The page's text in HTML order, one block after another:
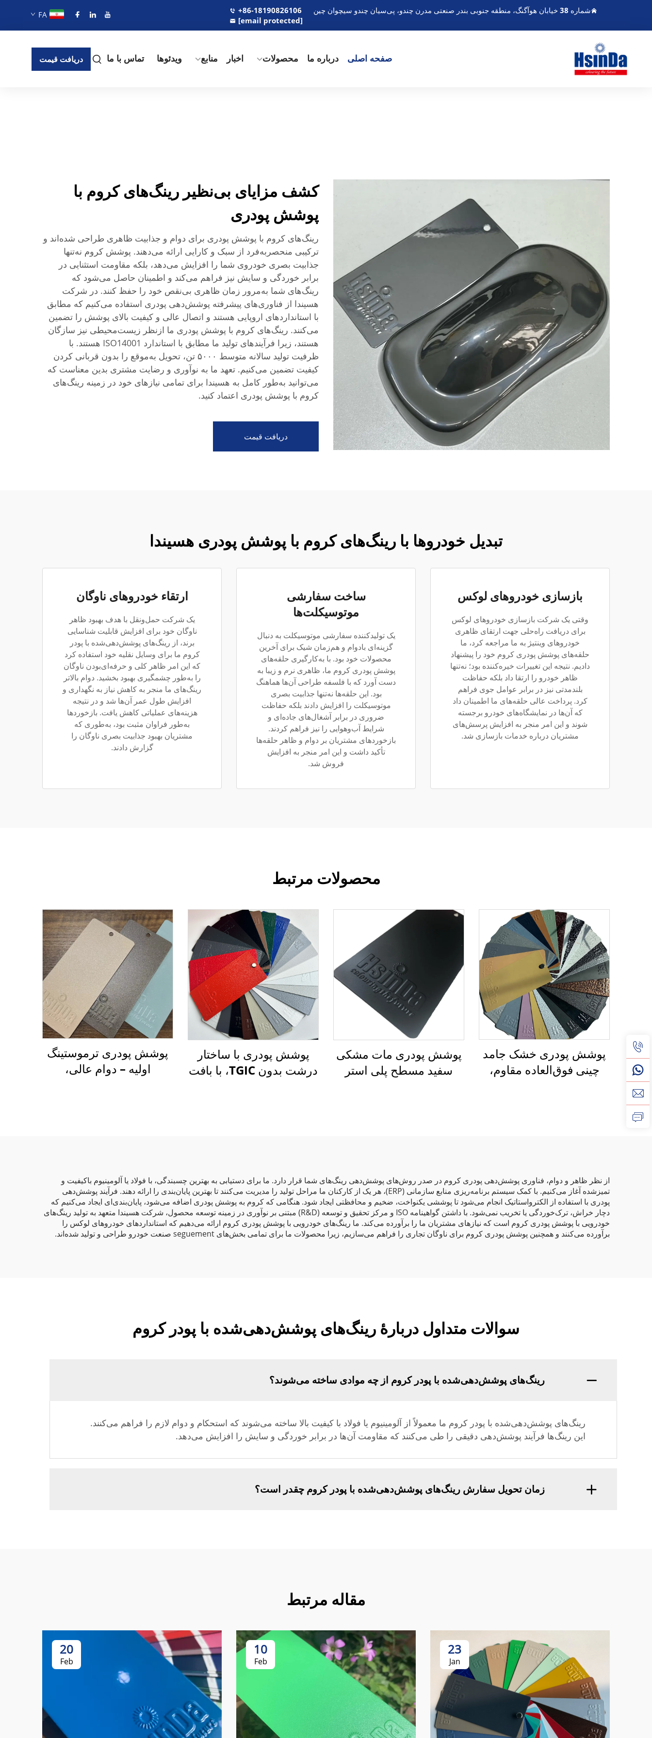
شماره 38 خیابان هوآگنگ، منطقه جنوبی بندر صنعتی مدرن چندو، پی‌سیان چندو سیچوان چین
+86-18190826106
[email protected]
FA
صفحه اصلی درباره ما محصولات اخبار منابع ویدئوها تماس با ما دریافت قیمت
کشف مزایای بی‌نظیر رینگ‌های کروم با
پوشش پودری
رینگ‌های کروم با پوشش پودری برای دوام و جذابیت ظاهری طراحی شده‌اند و
ترکیبی منحصربه‌فرد از سبک و کارایی ارائه می‌دهند. پوشش کروم نه‌تنها
جذابیت بصری خودروی شما را افزایش می‌دهد، بلکه مقاومت استثنایی در
برابر خوردگی و سایش نیز فراهم می‌کند و اطمینان حاصل می‌شود که
رینگ‌های شما به‌مرور زمان ظاهری بی‌نقص خود را حفظ کنند. در شرکت
هسیندا از فناوری‌های پیشرفته پوشش‌دهی پودری استفاده می‌کنیم که مطابق
با استانداردهای اروپایی هستند و اتصال عالی و کیفیت بالای پوشش را تضمین
می‌کنند. رینگ‌های کروم با پوشش پودری ما ازنظر زیست‌محیطی نیز سازگان
هستند، زیرا فرآیندهای تولید ما مطابق با استاندارد ISO14001 هستند. با
ظرفیت تولید سالانه متوسط ۵۰۰۰ تن، تحویل به‌موقع را بدون قربانی کردن
کیفیت تضمین می‌کنیم. تعهد ما به نوآوری و رضایت مشتری بدین معناست که
می‌توانید به‌طور کامل به هسیندا برای تمامی نیازهای خود در زمینه رینگ‌های
کروم با پوشش پودری اعتماد کنید.
دریافت قیمت
تبدیل خودروها با رینگ‌های کروم با پوشش پودری هسیندا
بازسازی خودروهای لوکس
وقتی یک شرکت بازسازی خودروهای لوکس
برای دریافت راه‌حلی جهت ارتقای ظاهری
خودروهای وینتیژ به ما مراجعه کرد، ما
حلقه‌های پوشش پودری کروم خود را پیشنهاد
دادیم. نتیجه این تغییرات خیره‌کننده بود؛ نه‌تنها
ظاهر خودرو را ارتقا داد بلکه حفاظت
بلندمدتی نیز در برابر عوامل جوی فراهم
کرد. پرداخت عالی حلقه‌های ما اطمینان داد
که آن‌ها در نمایشگاه‌های خودرو برجسته
شوند و این امر منجر به افزایش پرسش‌های
مشتریان درباره خدمات بازسازی شد.
ساخت سفارشی
موتوسیکلت‌ها
یک تولیدکننده سفارشی موتوسیکلت به دنبال
گزینه‌ای بادوام و هم‌زمان شیک برای آخرین
محصولات خود بود. با به‌کارگیری حلقه‌های
پوشش پودری کروم ما، ظاهری نرم و زیبا به
دست آورد که با فلسفه طراحی آن‌ها هماهنگ
بود. این حلقه‌ها نه‌تنها جذابیت بصری
موتوسیکلت را افزایش دادند بلکه حفاظت
ضروری در برابر آشغال‌های جاده‌ای و
شرایط آب‌وهوایی را نیز فراهم کردند.
بازخوردهای مشتریان بر دوام و ظاهر حلقه‌ها
تأکید داشت و این امر منجر به افزایش
فروش شد.
ارتقاء خودروهای ناوگان
یک شرکت حمل‌ونقل با هدف بهبود ظاهر
ناوگان خود برای افزایش قابلیت شناسایی
برند، از رینگ‌های پوشش‌دهی‌شده با پودر
کروم ما برای وسایل نقلیه خود استفاده کرد
که این امر ظاهر کلی و حرفه‌ای‌بودن ناوگان
را به‌طور چشمگیری بهبود بخشید. دوام بالاتر
رینگ‌های ما منجر به کاهش نیاز به نگهداری و
افزایش طول عمر آن‌ها شد و در نتیجه
هزینه‌های عملیاتی کاهش یافت. بازخوردها
به‌طور فراوان مثبت بود، به‌طوری که
مشتریان بهبود جذابیت بصری ناوگان را
گزارش دادند.
محصولات مرتبط
پوشش پودری خشک جامد
چینی فوق‌العاده مقاوم،
پوشش پودری مات مشکی
سفید مسطح پلی استر
پوشش پودری با ساختار
درشت بدون TGIC، با بافت
پوشش پودری ترموستینگ
اولیه – دوام عالی،
از نظر ظاهر و دوام، فناوری پوشش‌دهی پودری کروم در صدر روش‌های پوشش‌دهی رینگ‌های شما قرار دارد. ما برای دستیابی به بهترین چسبندگی، با فولاد یا آلومینیوم باکیفیت و
تمیزشده آغاز می‌کنیم. با کمک سیستم برنامه‌ریزی منابع سازمانی (ERP)، هر یک از کارکنان ما مراحل تولید را مدیریت می‌کنند تا بهترین پایان‌بندی را ارائه دهند. فرآیند پوشش‌دهی
پودری با استفاده از الکترواستاتیک انجام می‌شود تا پوششی یکنواخت، ضخیم و محافظتی ایجاد شود. هنگامی که کروم به پوشش پودری اضافه می‌شود، پایان‌بندی‌ای ایجاد می‌کنیم که
دچار خراش، ترک‌خوردگی یا تخریب نمی‌شود. با داشتن گواهینامه ISO و مرکز تحقیق و توسعه (R&D) مبتنی بر نوآوری در زمینه توسعه محصول، شرکت هسیندا متعهد به تولید رینگ‌های
خودرویی با پوشش پودری کروم است که نیازهای مشتریان ما را برآورده می‌کند. ما رینگ‌های خودرویی با پوشش پودری کروم ارائه می‌دهیم که استانداردهای خودروهای لوکس را
برآورده می‌کنند و همچنین پوشش پودری کروم برای ناوگان تجاری را فراهم می‌سازیم، زیرا محصولات ما برای تمامی بخش‌های seguement صنعت خودرو طراحی و تولید شده‌اند.
سوالات متداول دربارهٔ رینگ‌های پوشش‌دهی‌شده با پودر کروم
رینگ‌های پوشش‌دهی‌شده با پودر کروم از چه موادی ساخته می‌شوند؟
رینگ‌های پوشش‌دهی‌شده با پودر کروم ما معمولاً از آلومینیوم یا فولاد با کیفیت بالا ساخته می‌شوند که استحکام و دوام لازم را فراهم می‌کنند.
این رینگ‌ها فرآیند پوشش‌دهی دقیقی را طی می‌کنند که مقاومت آن‌ها در برابر خوردگی و سایش را افزایش می‌دهد.
زمان تحویل سفارش رینگ‌های پوشش‌دهی‌شده با پودر کروم چقدر است؟
مقاله مرتبط
23
Jan
10
Feb
20
Feb